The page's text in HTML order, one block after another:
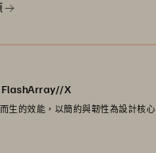
X
生的效能，以簡約與韌性為設計核心